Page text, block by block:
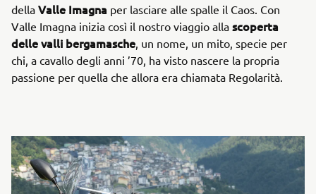
della Valle Imagna per lasciare alle spalle il Caos. Con
Valle Imagna inizia così il nostro viaggio alla scoperta
delle valli bergamasche, un nome, un mito, specie per
chi, a cavallo degli anni ’70, ha visto nascere la propria
passione per quella che allora era chiamata Regolarità.